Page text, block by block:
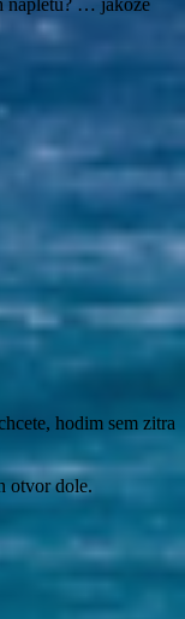
nápletů? … jakože
hodim sem zitra
otvor dole.